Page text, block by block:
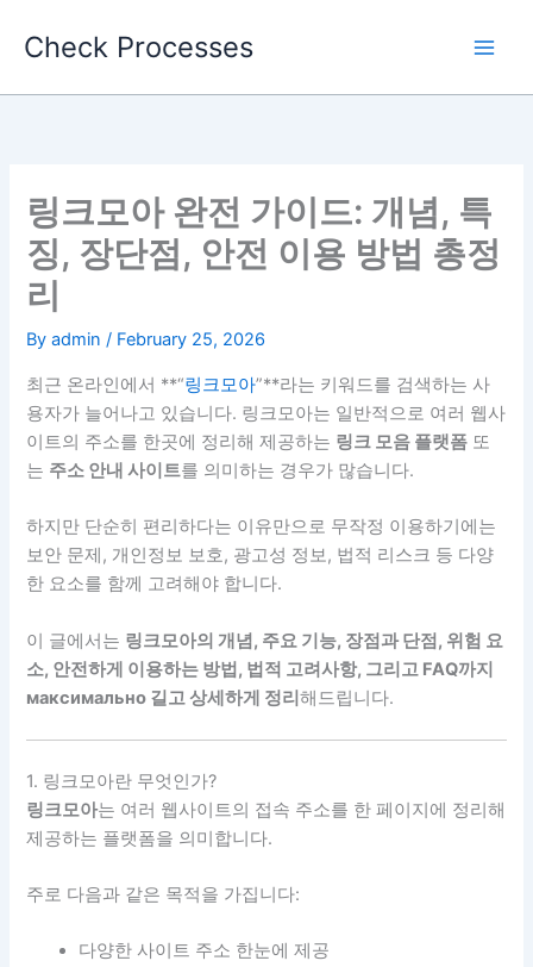
Check Processes
링크모아 완전 가이드: 개념, 특
징, 장단점, 안전 이용 방법 총정
리
Byadmin/ February 25, 2026
최근 온라인에서 **“링크모아”**라는 키워드를 검색하는 사
용자가 늘어나고 있습니다. 링크모아는 일반적으로 여러 웹사
이트의 주소를 한곳에 정리해 제공하는 링크 모음 플랫폼 또
는 주소 안내 사이트를 의미하는 경우가 많습니다.
하지만 단순히 편리하다는 이유만으로 무작정 이용하기에는
보안 문제, 개인정보 보호, 광고성 정보, 법적 리스크 등 다양
한 요소를 함께 고려해야 합니다.
이 글에서는 링크모아의 개념, 주요 기능, 장점과 단점, 위험 요
소, 안전하게 이용하는 방법, 법적 고려사항, 그리고 FAQ까지
максимально 길고 상세하게 정리해드립니다.
1. 링크모아란 무엇인가?
링크모아는 여러 웹사이트의 접속 주소를 한 페이지에 정리해
제공하는 플랫폼을 의미합니다.
주로 다음과 같은 목적을 가집니다:
다양한 사이트 주소 한눈에 제공